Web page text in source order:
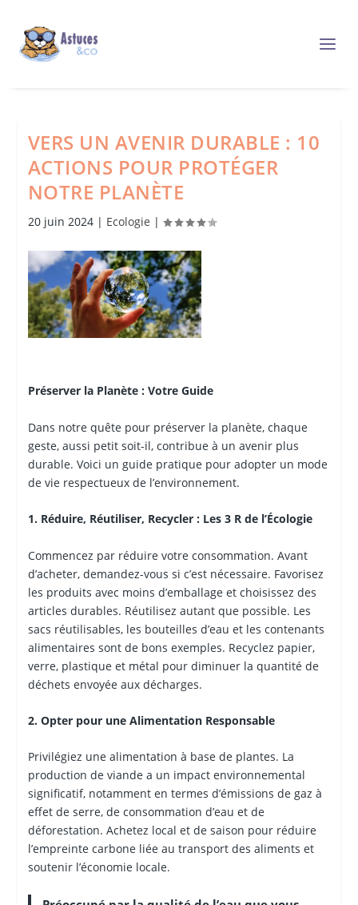
VERS UN AVENIR DURABLE : 10
ACTIONS POUR PROTÉGER
NOTRE PLANÈTE
20 juin 2024| Ecologie |
Préserver la Planète : Votre Guide
Dans notre quête pour préserver la planète, chaque
geste, aussi petit soit-il, contribue à un avenir plus
durable. Voici un guide pratique pour adopter un mode
de vie respectueux de l’environnement.
1. Réduire, Réutiliser, Recycler : Les 3 R de l’Écologie
Commencez par réduire votre consommation. Avant
d’acheter, demandez-vous si c’est nécessaire. Favorisez
les produits avec moins d’emballage et choisissez des
articles durables. Réutilisez autant que possible. Les
sacs réutilisables, les bouteilles d’eau et les contenants
alimentaires sont de bons exemples. Recyclez papier,
verre, plastique et métal pour diminuer la quantité de
déchets envoyée aux décharges.
2. Opter pour une Alimentation Responsable
Privilégiez une alimentation à base de plantes. La
production de viande a un impact environnemental
significatif, notamment en termes d’émissions de gaz à
effet de serre, de consommation d’eau et de
déforestation. Achetez local et de saison pour réduire
l’empreinte carbone liée au transport des aliments et
soutenir l’économie locale.